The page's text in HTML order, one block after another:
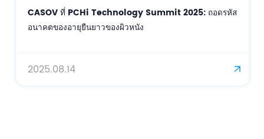
CASOV ที่ PCHi Technology Summit 2025: ถอดรหัส
อนาคตของอายุยืนยาวของผิวหนัง
2025.08.14